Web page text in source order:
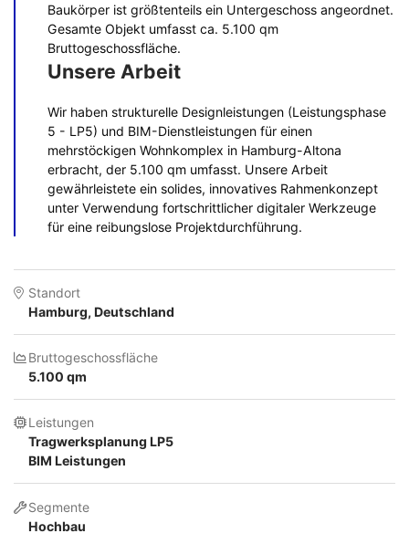
Baukörper ist größtenteils ein Untergeschoss angeordnet.
Gesamte Objekt umfasst ca. 5.100 qm
Bruttogeschossfläche.
Unsere Arbeit
Wir haben strukturelle Designleistungen (Leistungsphase
5 - LP5) und BIM-Dienstleistungen für einen
mehrstöckigen Wohnkomplex in Hamburg-Altona
erbracht, der 5.100 qm umfasst. Unsere Arbeit
gewährleistete ein solides, innovatives Rahmenkonzept
unter Verwendung fortschrittlicher digitaler Werkzeuge
für eine reibungslose Projektdurchführung.
Standort
Hamburg, Deutschland
Bruttogeschossfläche
5.100 qm
Leistungen
Tragwerksplanung LP5
BIM Leistungen
Segmente
Hochbau